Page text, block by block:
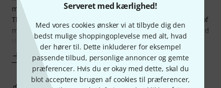
Serveret med kærlighed!
Med vores cookies ønsker vi at tilbyde dig den
bedst mulige shoppingoplevelse med alt, hvad
der hører til. Dette inkluderer for eksempel
passende tilbud, personlige annoncer og gemte
præferencer. Hvis du er okay med dette, skal du
blot acceptere brugen af cookies til præferencer,
mouthpieces designed for French (Boehm) instruments.
They do, however, work remarkably well on a wide variety of
mouthpieces that they were never intended for. I purchased
them initially to use with a Germany
Vis mere